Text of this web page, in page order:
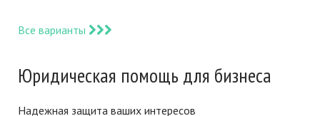
Все варианты
Юридическая помощь для бизнеса
Надежная защита ваших интересов